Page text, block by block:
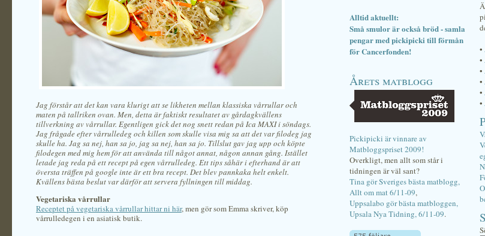
Jag förstår att det kan vara klurigt att se likheten mellan klassiska vårrullar och
maten på tallriken ovan. Men, detta är faktiskt resultatet av gårdagkvällens
tillverkning av vårrullar. Egentligen gick det nog snett redan på Ica MAXI i söndags.
Jag frågade efter vårrulledeg och killen som skulle visa mig sa att det var filodeg jag
skulle ha. Jag sa nej, han sa jo, jag sa nej, han sa jo. Tillslut gav jag upp och köpte
filodegen med mig hem för att använda till något annat, någon annan gång. Istället
letade jag reda på ett recept på egen vårrulledeg. Ett tips såhär i efterhand är att
översta träffen på google inte är ett bra recept. Det blev pannkaka helt enkelt.
Kvällens bästa beslut var därför att servera fyllningen till middag.
Vegetariska vårrullar
Receptet på vegetariska vårrullar hittar ni här, men gör som Emma skriver, köp
vårrulledegen i en asiatisk butik.
Alltid aktuellt:
Små smulor är också bröd - samla
pengar med pickipicki till förmån
för Cancerfonden!
Årets matblogg
Pickipicki är vinnare av
Matbloggspriset 2009!
Overkligt, men allt som står i
tidningen är väl sant?
Tina gör Sveriges bästa matblogg,
Allt om mat 6/11-09,
Uppsalabo gör bästa matbloggen,
Upsala Nya Tidning, 6/11-09.
•
•
•
•
•
•